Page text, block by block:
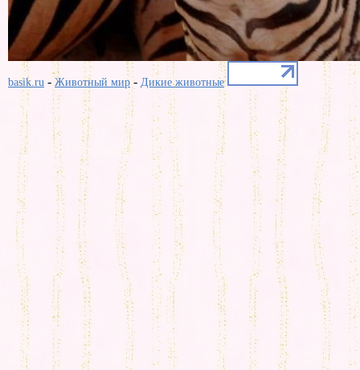
basik.ru -Животный мир- Дикие животные